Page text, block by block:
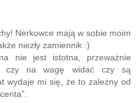
Nerkowce mają w sobie moim
niezły zamiennik :)
nie jest istotna, przeważnie
czy na wagę widać czy są
wydaje mi się, że to zależny od